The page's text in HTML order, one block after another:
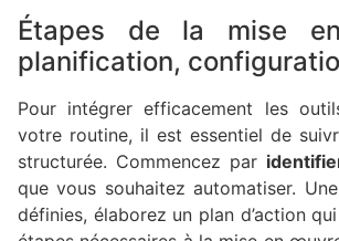
Étapes de la mise
planification,
Pour intégrer efficacement les
votre routine, il est essentiel de
structurée. Commencez par
que vous souhaitez automatiser.
définies, élaborez un plan d’action